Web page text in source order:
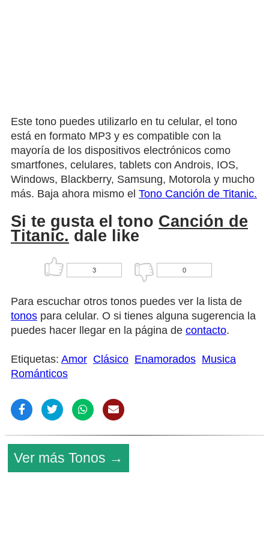
Este tono puedes utilizarlo en tu celular, el tono
está en formato MP3 y es compatible con la
mayoría de los dispositivos electrónicos como
smartfones, celulares, tablets con Androis, IOS,
Windows, Blackberry, Samsung, Motorola y mucho
más. Baja ahora mismo el Tono Canción de Titanic.
Si te gusta el tono Canción de
Titanic. dale like
3 0
Para escuchar otros tonos puedes ver la lista de
tonos para celular. O si tienes alguna sugerencia la
puedes hacer llegar en la página de contacto.
Etiquetas: Amor Clásico Enamorados Musica
Románticos
Ver más Tonos →